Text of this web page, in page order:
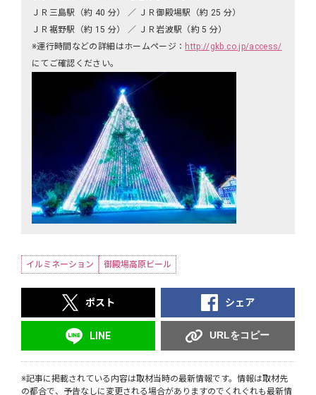
ＪＲ三島駅（約 40 分） ／ ＪＲ御殿場駅（約 25 分）
ＪＲ裾野駅（約 15 分） ／ ＪＲ岩波駅（約 5 分）
※運行時間などの詳細はホームページ： http://gkb.co.jp/access/
にてご確認ください。
イルミネーション 御殿場高原ビール
ポスト シェア
LINE URLをコピー
※記事に掲載されている内容は取材当時の最新情報です。情報は取材先
の都合で、予告なしに変更される場合がありますのでくれぐれも最新情